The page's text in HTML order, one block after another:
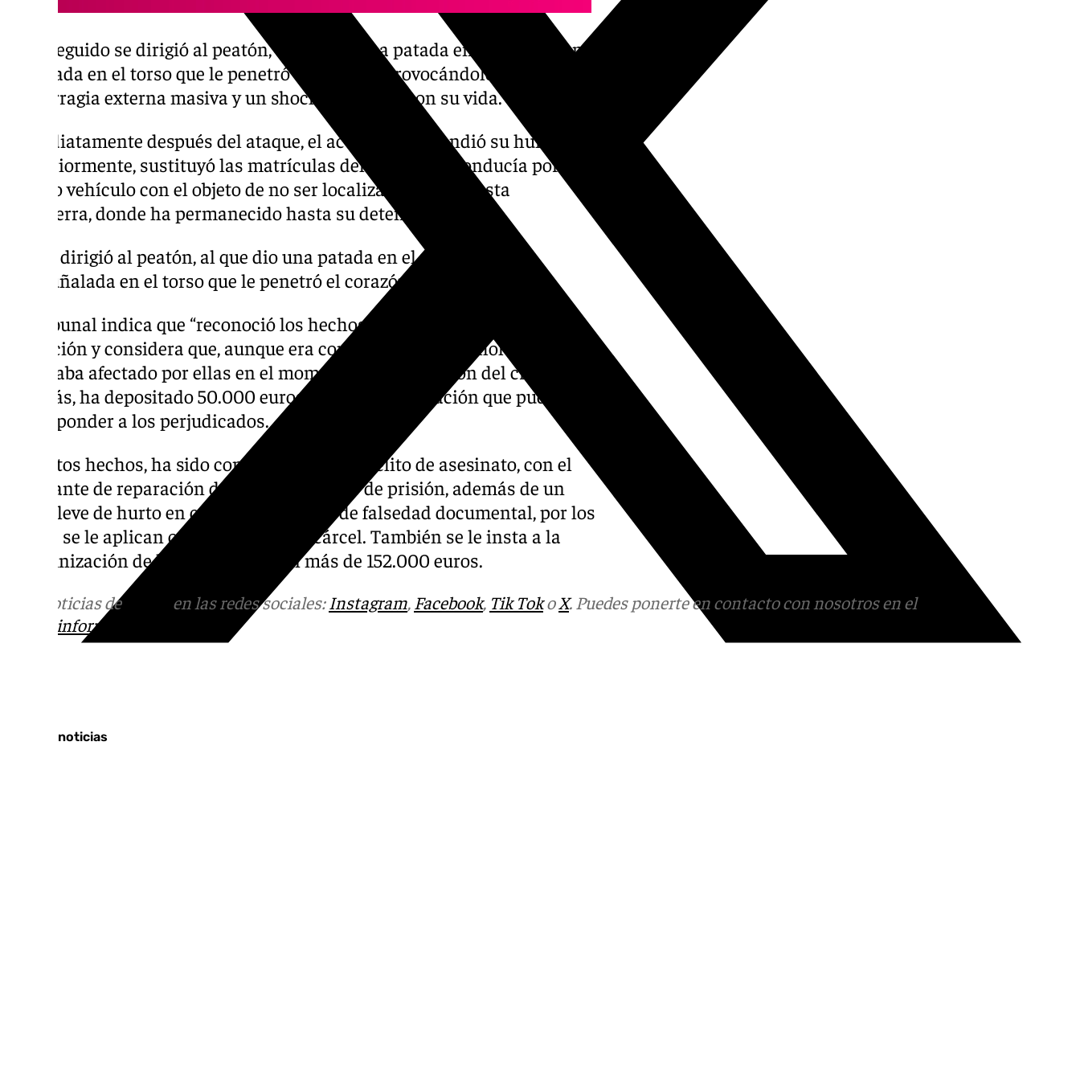
Acto seguido se dirigió al peatón, al que dio una patada en el pecho y una
puñalada en el torso que le penetró el corazón, provocándole una
hemorragia externa masiva y un shock que acabó con su vida.
Inmediatamente después del ataque, el acusado emprendió su huida.
Posteriormente, sustituyó las matrículas del coche que conducía por las
de otro vehículo con el objeto de no ser localizado y viajó hasta
Inglaterra, donde ha permanecido hasta su detención.
se dirigió al peatón, al que dio una patada en el pecho y una
puñalada en el torso que le penetró el corazón
El Tribunal indica que “reconoció los hechos” en el momento de su
detención y considera que, aunque era consumidor de alcohol y drogas,
no estaba afectado por ellas en el momento de la comisión del crimen.
Además, ha depositado 50.000 euros como indemnización que pudiera
corresponder a los perjudicados.
Por estos hechos, ha sido condenado por un delito de asesinato, con el
atenuante de reparación del daño, a 18 años de prisión, además de un
delito leve de hurto en concurso con otro de falsedad documental, por los
cuales se le aplican otros dos años de cárcel. También se le insta a la
indemnización de los familiares con más de 152.000 euros.
Más noticias de en las redes sociales: Instagram, Facebook, Tik TokoX. Puedes ponerte en contacto con nosotros en el
informativos@101tv.es
Últimas noticias